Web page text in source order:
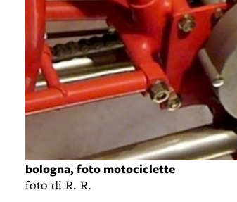
bologna, foto motociclette
foto di R. R.